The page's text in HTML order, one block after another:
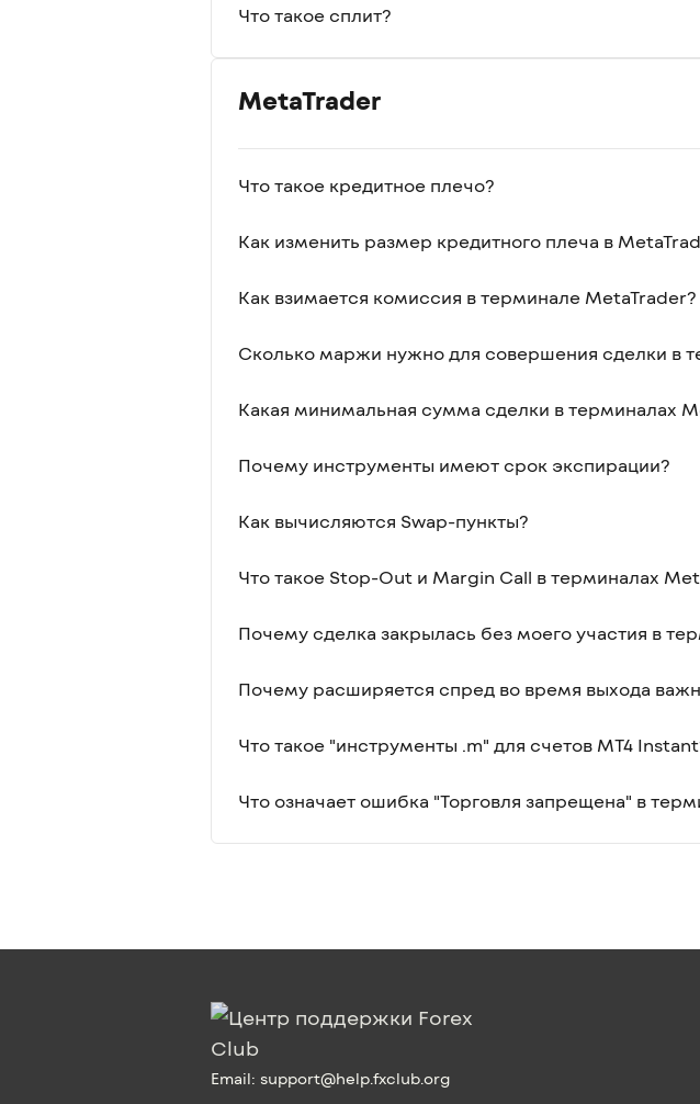
Что такое сплит?
MetaTrader
Что такое кредитное плечо?
Как изменить размер кредитного плеча в
Как взимается комиссия в терминале MetaTrader?
Сколько маржи нужно для совершения сделки в
Какая минимальная сумма сделки в терминалах
Почему инструменты имеют срок экспирации?
Как вычисляются Swap-пункты?
Что такое Stop-Out и Margin Call в терминалах
Почему сделка закрылась без моего участия в
Почему расширяется спред во время выхода
Что такое "инструменты .m" для счетов MT4
Что означает ошибка "Торговля запрещена" в
Email: support@help.fxclub.org